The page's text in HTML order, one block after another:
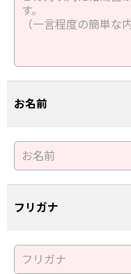
お名前
フリガナ